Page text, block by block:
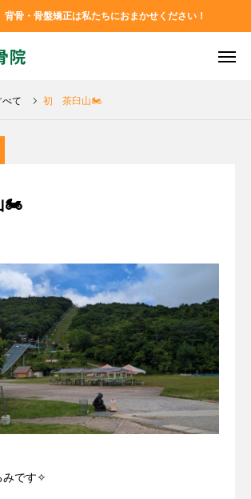
背骨・骨盤矯正は私たちにおまかせください！
べて 初 茶臼山🏍
🏍
みです✧
ス